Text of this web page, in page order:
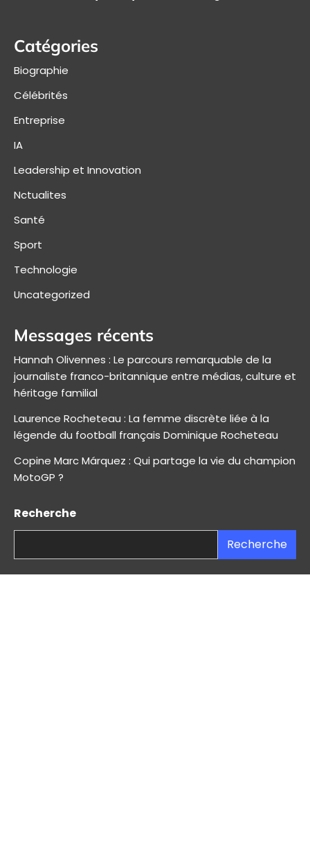
Catégories
Biographie
Célébrités
Entreprise
IA
Leadership et Innovation
Nctualites
Santé
Sport
Technologie
Uncategorized
Messages récents
Hannah Olivennes : Le parcours remarquable de la
journaliste franco-britannique entre médias, culture et
héritage familial
Laurence Rocheteau : La femme discrète liée à la
légende du football français Dominique Rocheteau
Copine Marc Márquez : Qui partage la vie du champion
MotoGP ?
Recherche
Recherche